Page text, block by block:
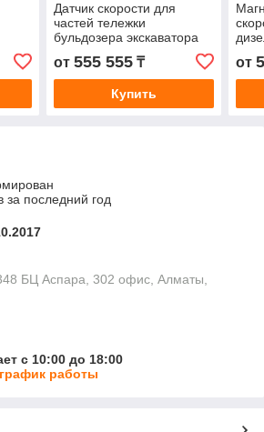
Датчик скорости для
частей тележки
бульдозера экскаватора
от 555 555₸
Купить
от
за последний год
БЦ Аспара, 302 офис, Алматы,
с 10:00 до 18:00
работы